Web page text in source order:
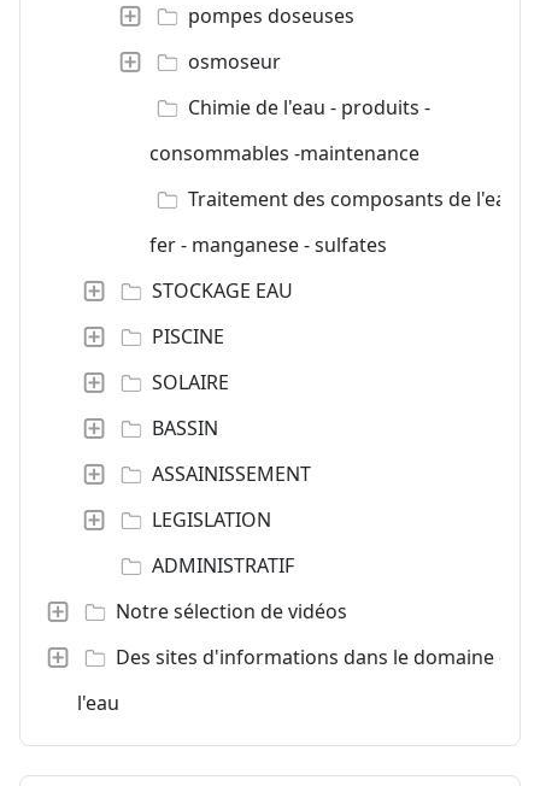
pompes doseuses
osmoseur
Chimie de l'eau - produits -
consommables -maintenance
Traitement des composants de l'eau -
fer - manganese - sulfates
STOCKAGE EAU
PISCINE
SOLAIRE
BASSIN
ASSAINISSEMENT
LEGISLATION
ADMINISTRATIF
Notre sélection de vidéos
Des sites d'informations dans le domaine de
l'eau